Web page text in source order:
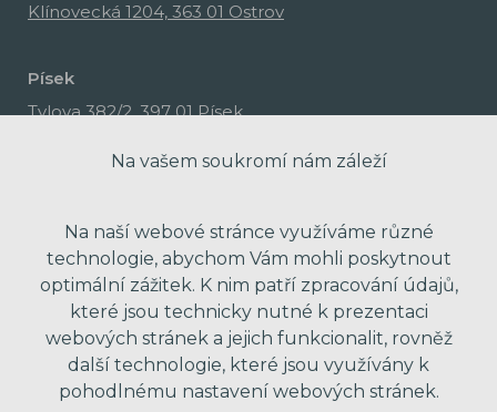
Klínovecká 1204, 363 01 Ostrov
Písek
Tylova 382/2, 397 01 Písek
Na vašem soukromí nám záleží
Na naší webové stránce využíváme různé
technologie, abychom Vám mohli poskytnout
optimální zážitek. K nim patří zpracování údajů,
které jsou technicky nutné k prezentaci
webových stránek a jejich funkcionalit, rovněž
další technologie, které jsou využívány k
pohodlnému nastavení webových stránek.